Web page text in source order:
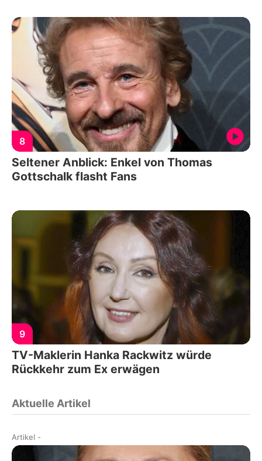
8
Seltener Anblick: Enkel von Thomas
Gottschalk flasht Fans
9
TV-Maklerin Hanka Rackwitz würde
Rückkehr zum Ex erwägen
Aktuelle Artikel
Artikel -